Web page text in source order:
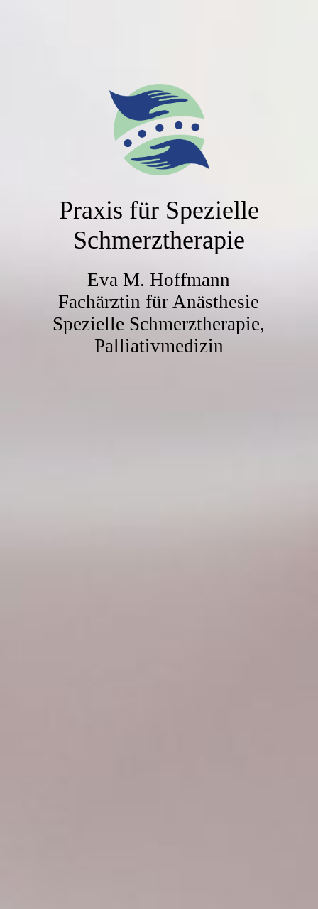
Praxis für Spezielle
Schmerztherapie
Eva M. Hoffmann
Fachärztin für Anästhesie
Spezielle Schmerztherapie,
Palliativmedizin